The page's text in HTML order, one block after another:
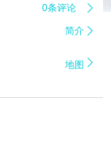
0条评论 
简介 
地图 